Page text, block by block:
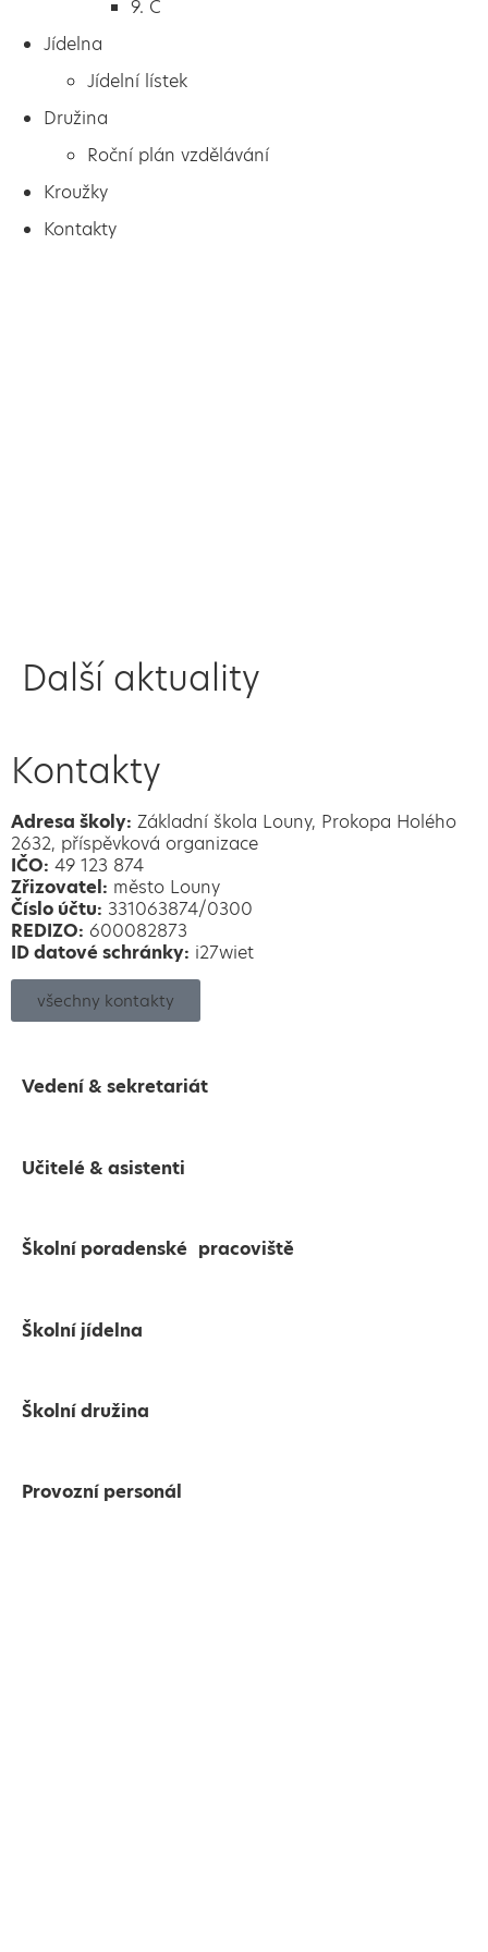
9. C
Jídelna
Jídelní lístek
Družina
Roční plán vzdělávání
Kroužky
Kontakty
Další aktuality
Kontakty
Adresa školy: Základní škola Louny, Prokopa Holého
2632, příspěvková organizace
IČO: 49 123 874
Zřizovatel: město Louny
Číslo účtu: 331063874/0300
REDIZO: 600082873
ID datové schránky: i27wiet
všechny kontakty
Vedení & sekretariát
Učitelé & asistenti
Školní poradenské pracoviště
Školní jídelna
Školní družina
Provozní personál